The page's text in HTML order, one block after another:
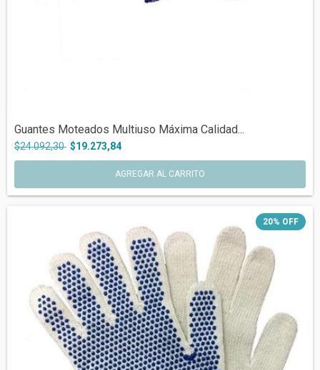
Guantes Moteados Multiuso Máxima Calidad...
$24.092,30 $19.273,84
20% OFF